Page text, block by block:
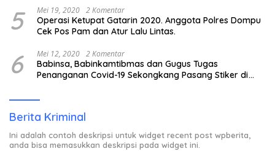
5 Mei 19, 2020 2 Komentar
Operasi Ketupat Gatarin 2020. Anggota Polres Dompu
Cek Pos Pam dan Atur Lalu Lintas.
6 Mei 12, 2020 2 Komentar
Babinsa, Babinkamtibmas dan Gugus Tugas
Penanganan Covid-19 Sekongkang Pasang Stiker di
Berita Kriminal
Ini adalah contoh deskripsi untuk widget recent post wpberita,
anda bisa memasukkan deskripsi pada widget ini.